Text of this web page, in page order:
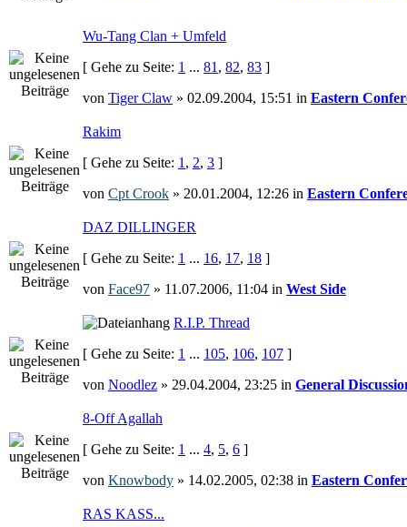
Wu-Tang Clan + Umfeld
[ Gehe zu Seite: 1 ... 81 , 82, 83 ]
von Tiger Claw » 02.09.2004, 15:51 in Eastern
Rakim
[ Gehe zu Seite: 1 , 2, 3 ]
von Cpt Crook » 20.01.2004, 12:26 in Eastern
DAZ DILLINGER
[ Gehe zu Seite: 1 ... 16, 17, 18 ]
von Face97 » 11.07.2006, 11:04 in West Side
R.I.P. Thread
[ Gehe zu Seite: 1 ... 105, 106, 107 ]
von Noodlez » 29.04.2004, 23:25 in General
8-Off Agallah
[ Gehe zu Seite: 1 ... 4, 5, 6 ]
von Knowbody » 14.02.2005, 02:38 in Eastern
RAS KASS...